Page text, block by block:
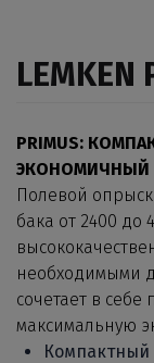
LEMKEN
PRIMUS:
ЭКОНОМИЧНЫЙ
Полевой
бака от 2400 до
необходимыми
сочетает в
максимальную
Компактный